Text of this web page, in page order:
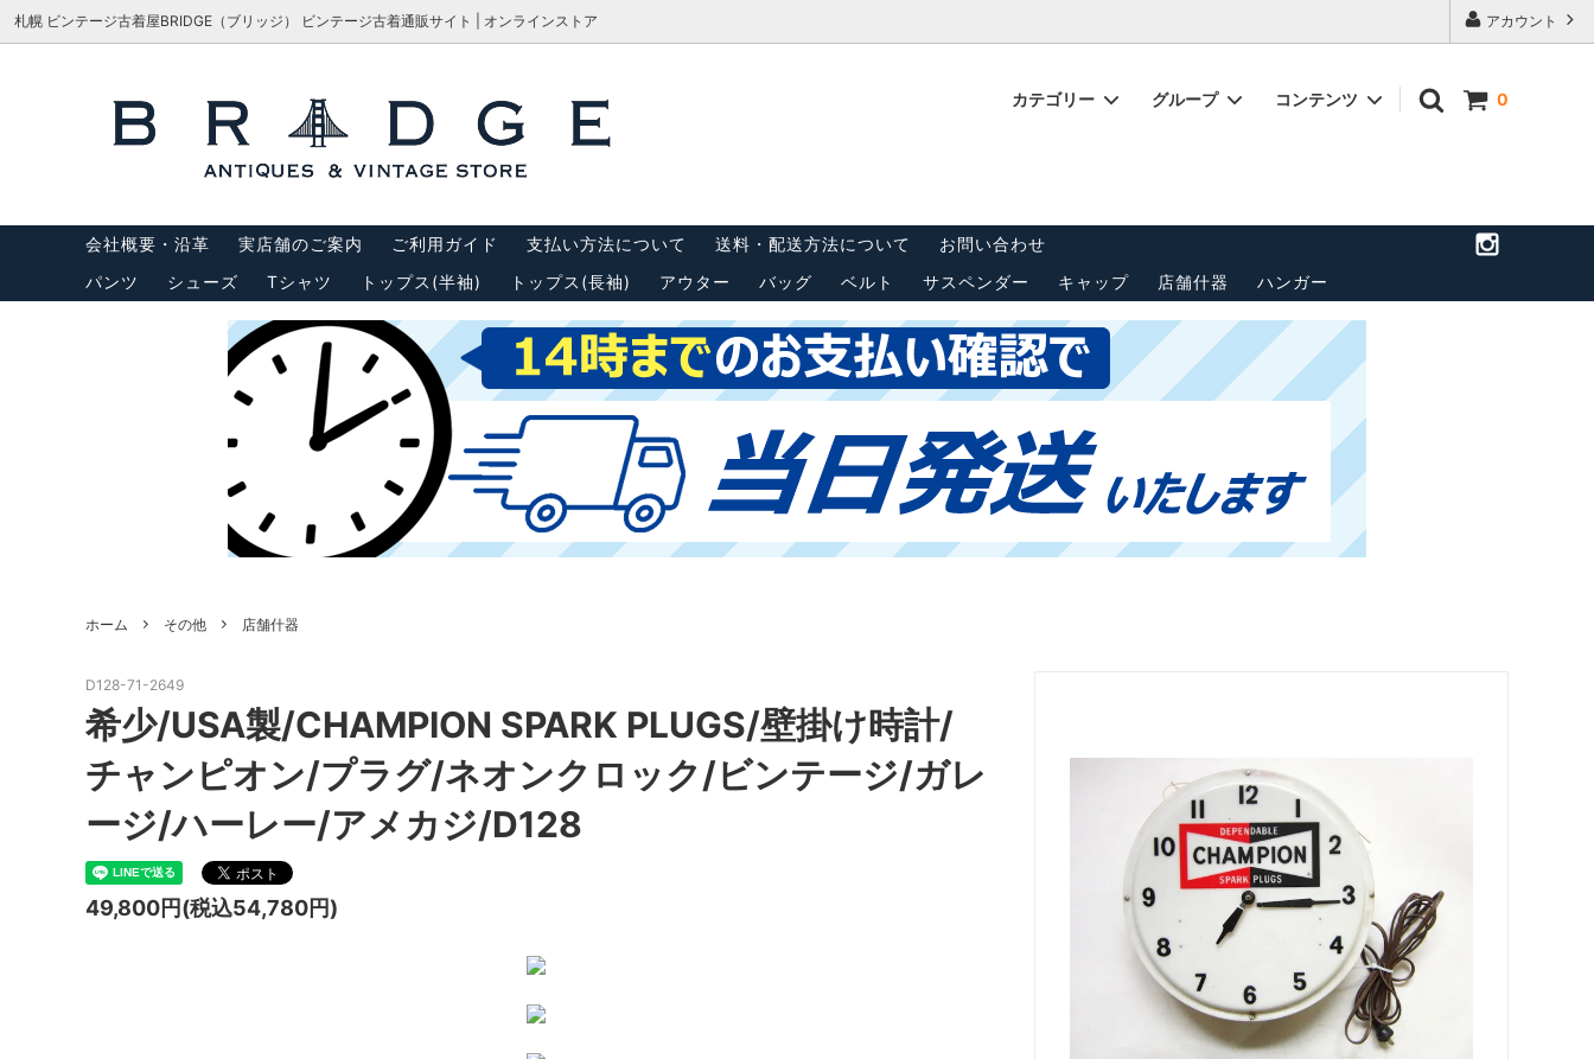
アカウント
札幌 ビンテージ古着屋BRIDGE（ブリッジ） ビンテージ古着通販サイト | オンラインストア
0
カテゴリー
パンツ
アウター トップス(半袖) キャップ ベルト
バッグ サスペンダー シーツ・はぎれ その他
グループ
サイズで探す M-65
USA製リーバイス USA製 リーバイス550 スウェット・パーカー ペナント
コンテンツ
会社概要・沿革 サイズ計測方法
会社概要・沿革 実店舗のご案内 ご利用ガイド 支払い方法について 送料・配送方法について
お問い合わせ
パンツ
シューズ Tシャツ トップス(半袖) トップス(長袖) アウター バッグ ベルト サスペンダー キャップ 店舗什器 ハンガー
ホーム その他 店舗什器
D128-71-2649
希少/USA製/CHAMPION SPARK PLUGS/壁掛け時計/
チャンピオン/プラグ/ネオンクロック/ビンテージ/ガレ
ージ/ハーレー/アメカジ/D128
49,800円(税込54,780円)